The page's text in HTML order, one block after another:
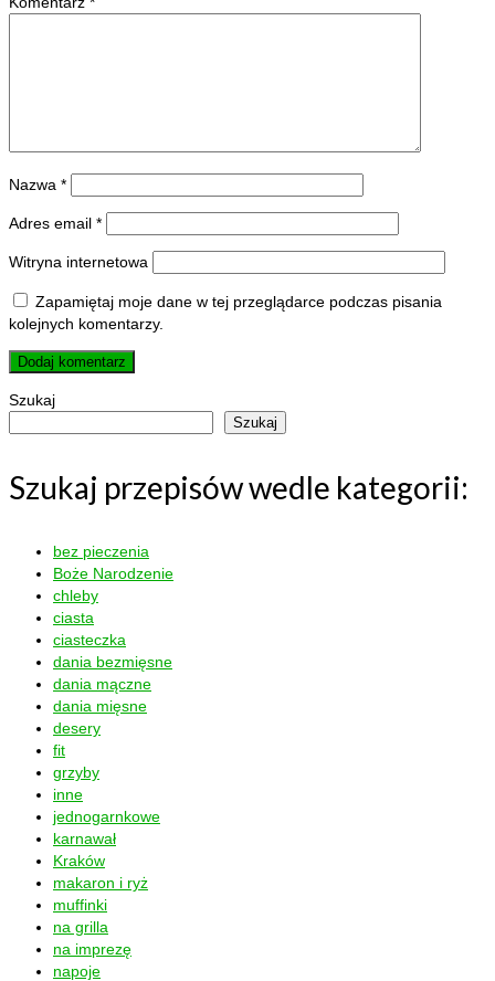
Nazwa *
Adres email *
Witryna internetowa
Zapamiętaj moje dane w tej przeglądarce podczas pisania
kolejnych komentarzy.
Szukaj
Szukaj
Szukaj przepisów wedle kategorii:
bez pieczenia
Boże Narodzenie
chleby
ciasta
ciasteczka
dania bezmięsne
dania mączne
dania mięsne
desery
fit
grzyby
inne
jednogarnkowe
karnawał
Kraków
makaron i ryż
muffinki
na grilla
na imprezę
napoje